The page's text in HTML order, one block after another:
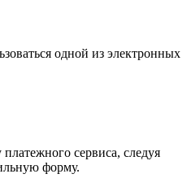
одной из электронных
сервиса, следуя
форму.